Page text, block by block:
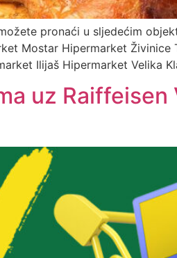
pronaći u sljedećim
Mostar Hipermarket
Ilijaš Hipermarket Velika
uz